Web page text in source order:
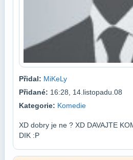
Přidal: MiKeLy
Přidané: 16:28, 14.listopadu.08
Kategorie: Komedie
XD dobry je ne ? XD DAVAJTE
DIK :P